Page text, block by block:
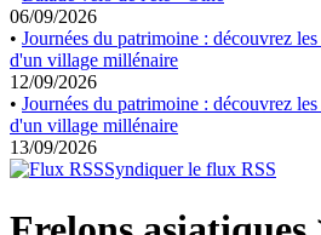
06/09/2026
• Journées du patrimoine : découvrez
d'un village millénaire
12/09/2026
• Journées du patrimoine : découvrez
d'un village millénaire
13/09/2026
Syndiquer le flux RSS